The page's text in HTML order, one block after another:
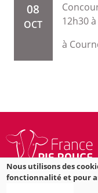
08
OCT
12h30
à
Rue Eric TABARLY
Nous utilisons des
fonctionnalité et pour